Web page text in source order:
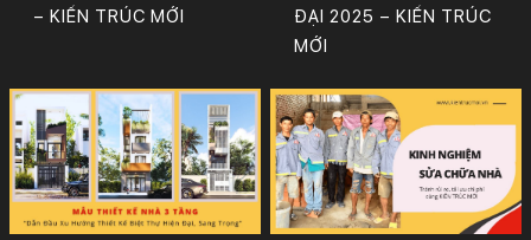
– KIẾN TRÚC MỚI
ĐẠI 2025 – KIẾN TRÚC
MỚI